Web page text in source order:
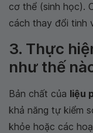
cơ thể (sinh học).
cách thay đổi tinh
3. Thực
như thế
Bản chất của liệu
khả năng tự kiểm
khỏe hoặc các